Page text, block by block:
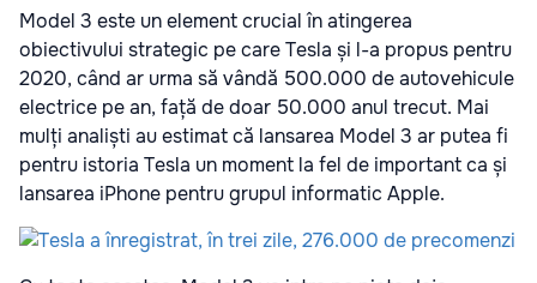
Model 3 este un element crucial în atingerea
obiectivului strategic pe care Tesla și l-a propus pentru
2020, când ar urma să vândă 500.000 de autovehicule
electrice pe an, față de doar 50.000 anul trecut. Mai
mulți analiști au estimat că lansarea Model 3 ar putea fi
pentru istoria Tesla un moment la fel de important ca și
lansarea iPhone pentru grupul informatic Apple.